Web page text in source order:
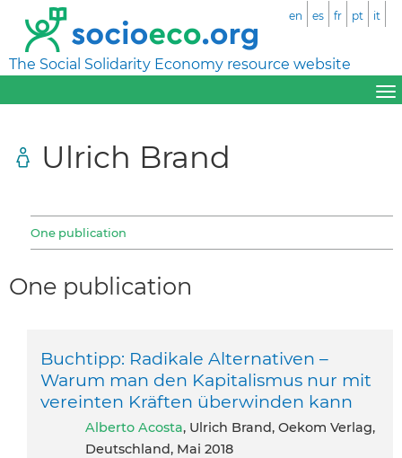
The Social Solidarity Economy resource website
en es fr pt it
Ulrich Brand
One publication
One publication
Buchtipp: Radikale Alternativen –
Warum man den Kapitalismus nur mit
vereinten Kräften überwinden kann
Alberto Acosta, Ulrich Brand, Oekom Verlag,
Deutschland, Mai 2018